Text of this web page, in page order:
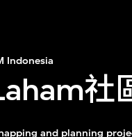
Indonesia
社
and planning